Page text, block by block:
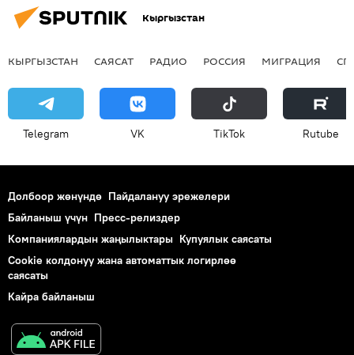
Кыргызстан
КЫРГЫЗСТАН САЯСАТ РАДИО РОССИЯ МИГРАЦИЯ
Telegram VK ТikТоk Rutube
Долбоор жөнүндө Пайдалануу эрежелери
Байланыш үчүн Пресс-релиздер
Компаниялардын жаңылыктары Купуялык саясаты
Cookie колдонуу жана автоматтык логирлөө
саясаты
Кайра байланыш